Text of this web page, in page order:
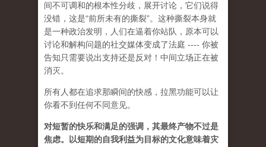
间不可调和的根本性分歧，展开讨论，它们说得
没错，这是“前所未有的撕裂”。这种撕裂本身就
是一种政治发明，人们在逼着你站队，原本可以
讨论和解构问题的社交媒体变成了法庭 ---- 你被
告知只需要说出支持还是反对！中间立场正在被
消灭。
所有人都在追求那瞬间的快感，拉黑功能可以让
你看不到任何不同意见。
对短暂的快乐和满足的强调，其最终产物不过是
焦虑。以短期的自我利益为目标的文化意味着灾